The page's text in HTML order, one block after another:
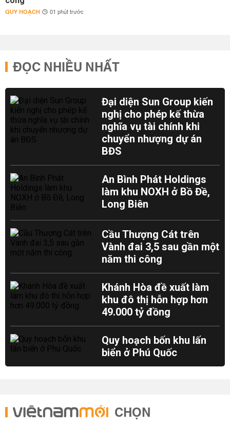
QUY HOẠCH 01 phút trước
ĐỌC NHIỀU NHẤT
Đại diện Sun Group kiến
nghị cho phép kế thừa
nghĩa vụ tài chính khi
chuyển nhượng dự án
BĐS
An Bình Phát Holdings
làm khu NOXH ở Bồ Đề,
Long Biên
Cầu Thượng Cát trên
Vành đai 3,5 sau gần một
năm thi công
Khánh Hòa đề xuất làm
khu đô thị hỗn hợp hơn
49.000 tỷ đồng
Quy hoạch bốn khu lấn
biển ở Phú Quốc
CHỌN